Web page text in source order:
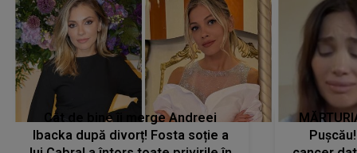
Cât de bine îi merge Andreei
Ibacka după divorț! Fosta soție a